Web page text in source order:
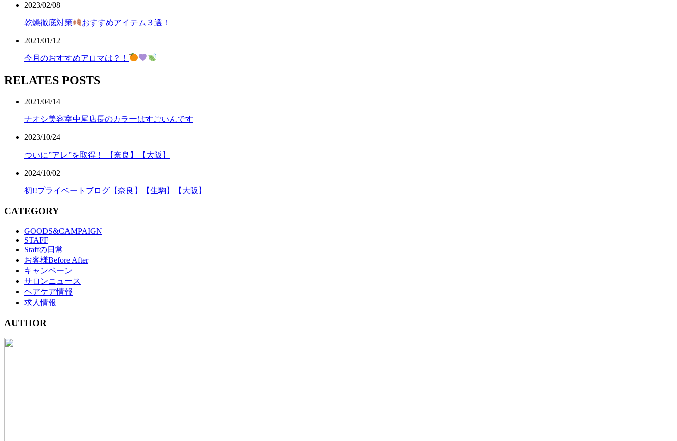
2023/02/08
乾燥徹底対策 おすすめアイテム３選！
2021/01/12
今月のおすすめアロマは？！
RELATES POSTS
2021/04/14
ナオシ美容室中尾店長のカラーはすごいんです
2023/10/24
ついに”アレ”を取得！ 【奈良】【大阪】
2024/10/02
初!!プライベートブログ【奈良】【生駒】【大阪】
CATEGORY
GOODS&CAMPAIGN
STAFF
Staffの日常
お客様Before After
キャンペーン
サロンニュース
ヘアケア情報
求人情報
AUTHOR